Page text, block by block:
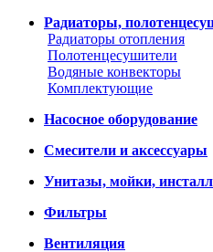
Радиаторы,
Радиаторы отопления
Полотенцесушители
Водяные конвекторы
Комплектующие
Насосное оборудование
Смесители и аксессуары
Унитазы, мойки,
Фильтры
Вентиляция